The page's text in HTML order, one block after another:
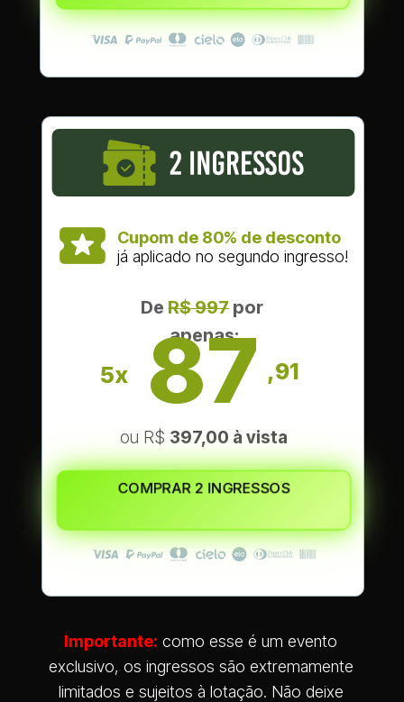
Cupom de 80% de desconto
já aplicado no segundo ingresso!
De R$ 997por
apenas:
87 ,91
5x
ou R$ 397,00 à vista
COMPRAR 2 INGRESSOS
Importante: como esse é um evento
exclusivo, os ingressos são extremamente
limitados e sujeitos à lotação. Não deixe